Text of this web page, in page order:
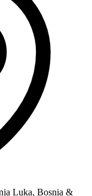
Luka, Bosnia &